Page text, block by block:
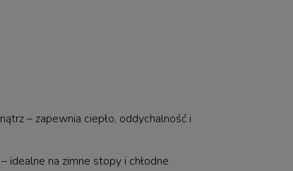
– zapewnia ciepło, oddychalność i
idealne na zimne stopy i chłodne